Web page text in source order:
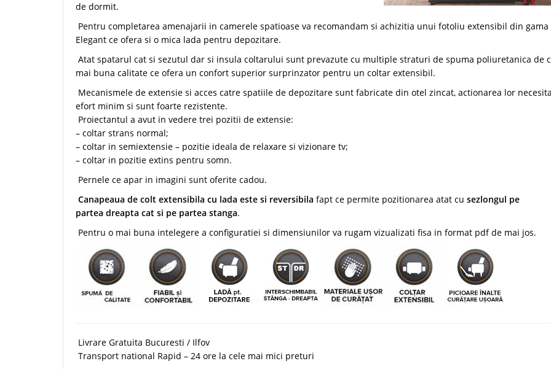
de dormit.
Pentru completarea amenajarii in camerele spatioase va recomandam si achizitia unui fotoliu extensibil din gama
Elegant ce ofera si o mica lada pentru depozitare.
Atat spatarul cat si sezutul dar si insula coltarului sunt prevazute cu multiple straturi de spuma poliuretanica de
mai buna calitate ce ofera un confort superior surprinzator pentru un coltar extensibil.
Mecanismele de extensie si acces catre spatiile de depozitare sunt fabricate din otel zincat, actionarea lor
efort minim si sunt foarte rezistente.
Proiectantul a avut in vedere trei pozitii de extensie:
– coltar strans normal;
– coltar in semiextensie – pozitie ideala de relaxare si vizionare tv;
– coltar in pozitie extins pentru somn.
Pernele ce apar in imagini sunt oferite cadou.
Canapeaua de colt extensibila cu lada este si reversibila fapt ce permite pozitionarea atat cu sezlongul pe
partea dreapta cat si pe partea stanga.
Pentru o mai buna intelegere a configuratiei si dimensiunilor va rugam vizualizati fisa in format pdf de mai jos.
Livrare Gratuita Bucuresti / Ilfov
Transport national Rapid – 24 ore la cele mai mici preturi